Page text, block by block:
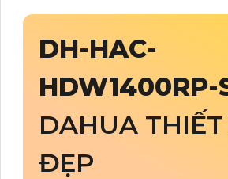
DH-HAC-
HDW1400RP-
DAHUA THIẾT
ĐẸP